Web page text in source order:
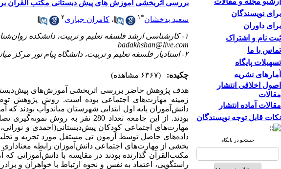
برای نویسندگان
برای داوران
ثبت نام و اشتراک
تماس با ما
تسهیلات پایگاه
آمارهای نشریه
اصول اخلاقی انتشار
مقالات
مقالات آماده انتشار
نکات قابل توجه نویسندگان
جستجو در پایگاه
بررسی اثربخشی آموزش های پیش دبستانی مکتب القرآن
سعید بدخشان*۱ ، کامران جباری۲
۱- کارشناسی ارشد فلسفه تعلیم و تربیت، دانشکده روان‌شناسی و علوم تربیتی، دانشگاه پیام نور مرکز میاندوآب. ،
badakhshan@live.com
۲- استادیار فلسفه تعلیم و تربیت، دانشگاه پیام نور مرکز میاندوآب. ایران.
چکیده:
(۶۳۶۷ مشاهده)
هدف پژوهش‌ حاضر بررسی اثربخشی آموزش‌های
زمینه مهارت‌های اجتماعی بوده است. روش پژوهش
دانش‌آموزان پایه اول ابتدایی شهرستان میاندوآب بودند
بودند. از این جامعه تعداد 280
داده‌های حاصل توسط آزمون تی مستقل مورد تجزیه و
بخشی از مهارت‌های اجتماعی دانش‌آموزان رابطه
مکتب‌القرآن گذارنده بودند در مقایسه با دانش‌آموزانی
راستگویی، اعتماد به نفس و نحوه ارتباط با خواهران و